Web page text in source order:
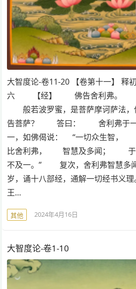
大智度论-卷11-20 【卷第十一】 释
六 【经】 佛告舍利弗。
般若波罗蜜，是菩萨摩诃萨法，
告菩萨？ 答曰： 舍利弗于一
一，如佛偈说： “一切众生智
比舍利弗， 智慧及多闻；
不及一。” 复次，舍利弗智慧多
岁，诵十八部经，通解一切经书义
王…
其他 2024年4月16日
大智度论-卷1-10